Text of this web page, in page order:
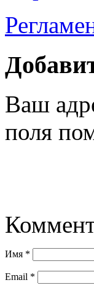
Ваш
поля
Имя *
Email *